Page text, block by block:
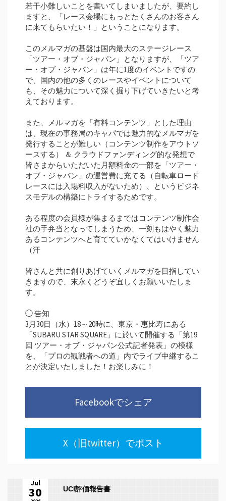
若干小難しいことを書いてしまいましたが、要約し
ますと、「レース会場にもっとたくさんのお客さん
に来てもらいたい！」ということになります。
このメルマガの基盤は国内最大のステージレース
「ツアー・オブ・ジャパン」となりますが、「ツア
ー・オブ・ジャパン」は年に1度のイベントですの
で、国内の他の多くのレースやイベントについて
も、その魅力について深く掘り下げていきたいと考
えております。
また、メルマガを「有料コンテンツ」とした理由
は、現在の事務局のキャパでは魅力的なメルマガを
発行することが難しい（コンテンツ制作をアウトソ
ースする） ＆ クラウドファンディング的な発想で
皆さまからいただいた月額料金の一部を「ツアー・
オブ・ジャパン」の運営費に充てる（自転車ロード
レースには入場料収入がないため）、というビジネ
スモデルの構築にトライするためです。
ある程度の会員様が集まるまではコンテンツ制作会
社の手弁当となってしまうため、一刻もはやく魅力
あるコンテンツへと育てていかなくてはいけません
（汗
皆さんと共に創りあげていくメルマガを目指してい
きますので、末永くどうぞ宜しくお願いいたしま
す。
◯ 告知
3月30日（水）18～20時に、東京・恵比寿にある
「SUBARU STAR SQUARE」に於いて開催する「第19
回 ツアー・オブ・ジャパン公式記者発表」の模様
を、「プロの観戦者への道」内でライブ中継するこ
とが決定いたしました！お楽しみに！
Facebookでシェア
X（旧twitter）でポスト
UCI評価報告書
Jul
30